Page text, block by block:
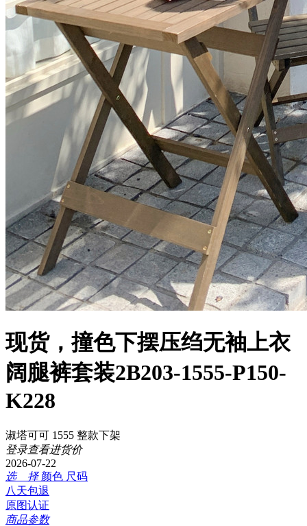
现货，撞色下摆压绉无袖上衣
阔腿裤套装2B203-1555-P150-
K228
淑塔可可 1555 整款下架
登录查看进货价
2026-07-22
选 择 颜色 尺码
八天包退
原图认证
商品参数